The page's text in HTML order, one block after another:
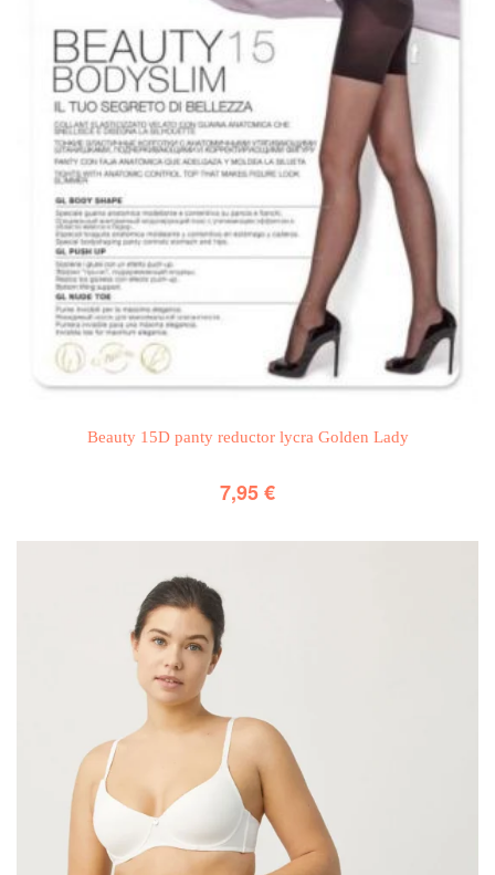
Beauty 15D panty reductor lycra Golden Lady
7,95€